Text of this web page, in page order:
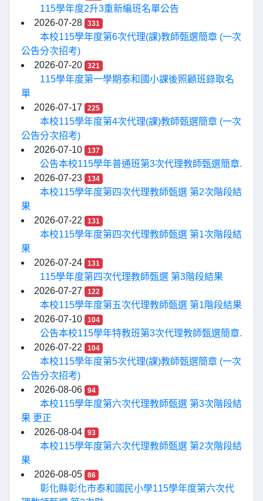
115學年度2升3重新編班名單公告
2026-07-28
331
本校115學年度第6次代理(課)教師甄選簡章 (一次
公告分次招考)
2026-07-20
321
115學年度第一學期泰和國小課後照顧班錄取名
單
2026-07-17
225
本校115學年度第4次代理(課)教師甄選簡章 (一次
公告分次招考)
2026-07-10
137
公告本校115學年普通班第3次代理教師甄選簡章.
2026-07-23
134
本校115學年度第四次代理教師甄選 第2次階段結
果
2026-07-22
131
本校115學年度第四次代理教師甄選 第1次階段結
果
2026-07-24
131
115學年度第四次代理教師甄選 第3階段結果
2026-07-27
122
本校115學年度第五次代理教師甄選 第1階段結果
2026-07-10
104
公告本校115學年特教班第3次代理教師甄選簡章.
2026-07-22
104
本校115學年度第5次代理(課)教師甄選簡章 (一次
公告分次招考)
2026-08-06
94
本校115學年度第六次代理教師甄選 第3次階段結
果 更正
2026-08-04
93
本校115學年度第六次代理教師甄選 第2次階段結
果
2026-08-05
86
彰化縣彰化市泰和國民小學115學年度第六次代